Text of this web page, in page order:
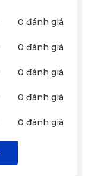
0 đánh giá
0 đánh giá
0 đánh giá
0 đánh giá
0 đánh giá